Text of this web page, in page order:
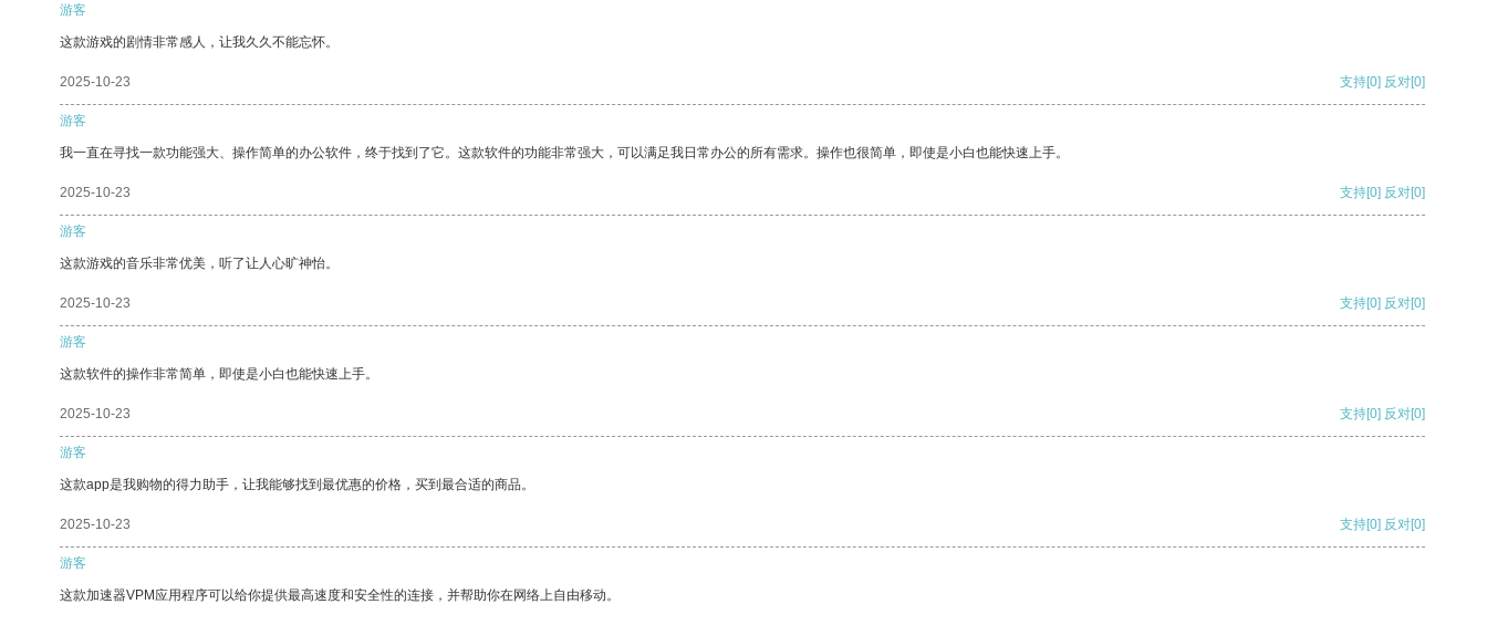
游客
这款游戏的剧情非常感人，让我久久不能忘怀。
2025-10-23 支持[0] 反对[0]
游客
我一直在寻找一款功能强大、操作简单的办公软件，终于找到了它。这款软件的功能非常强大，可以满足我日常办公的所有需求。操作也很简单，即使是小白也能快速上手。
2025-10-23 支持[0] 反对[0]
游客
这款游戏的音乐非常优美，听了让人心旷神怡。
2025-10-23 支持[0] 反对[0]
游客
这款软件的操作非常简单，即使是小白也能快速上手。
2025-10-23 支持[0] 反对[0]
游客
这款app是我购物的得力助手，让我能够找到最优惠的价格，买到最合适的商品。
2025-10-23 支持[0] 反对[0]
游客
这款加速器VPM应用程序可以给你提供最高速度和安全性的连接，并帮助你在网络上自由移动。